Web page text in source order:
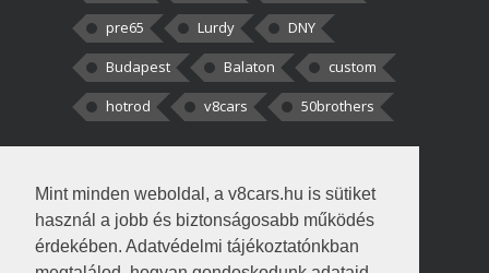
Mint minden weboldal, a v8cars.hu is sütiket
használ a jobb és biztonságosabb működés
érdekében. Adatvédelmi tájékoztatónkban
pre65
Lurdy
DNY
Budapest
Balaton
custom
hotrod
v8cars 50brothers
kortisz:Elszúrtam! Én csak két
darabbaal számoltam. Nem tudtam, hogy fél autót,